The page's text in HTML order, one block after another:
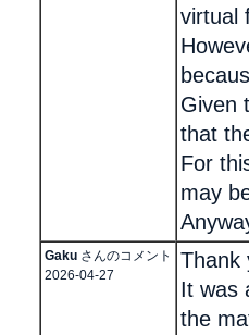
virtual
Given
that
For
may
Gaku さんのコメント
2026-04-27
Thank
It was
the